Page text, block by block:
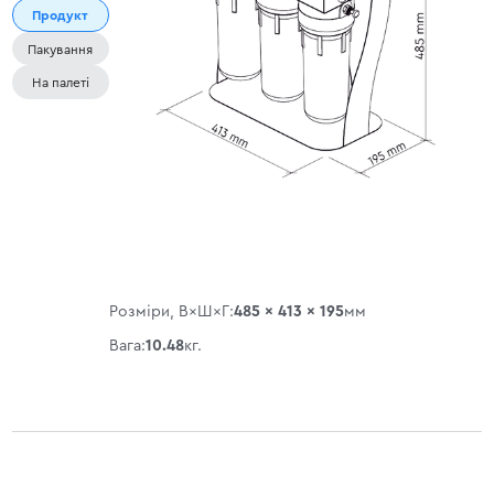
Продукт
Пакування
На палеті
Розміри, В×Ш×Г:485 × 413 × 195мм
Вага:10.48кг.